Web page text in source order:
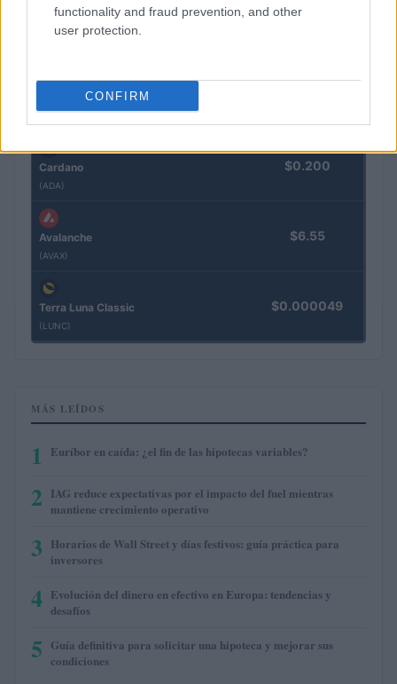
functionality and fraud prevention, and other
user protection.
CONFIRM
XRP
(SOL)
Cardano
(ADA)
$0.200
Avalanche
(AVAX)
$6.55
Terra Luna Classic
(LUNC)
$0.000049
MÁS LEÍDOS
1 Euríbor en caída: ¿el fin de las hipotecas variables?
2 IAG reduce expectativas por el impacto del fuel mientras
mantiene crecimiento operativo
3 Horarios de Wall Street y días festivos: guía práctica para
inversores
4 Evolución del dinero en efectivo en Europa: tendencias y
desafíos
5 Guía definitiva para solicitar una hipoteca y mejorar sus
condiciones